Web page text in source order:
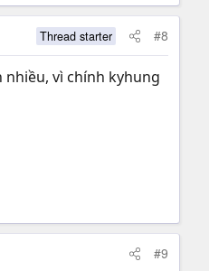
Thread starter #8
nhiều, vì chính kyhung
#9